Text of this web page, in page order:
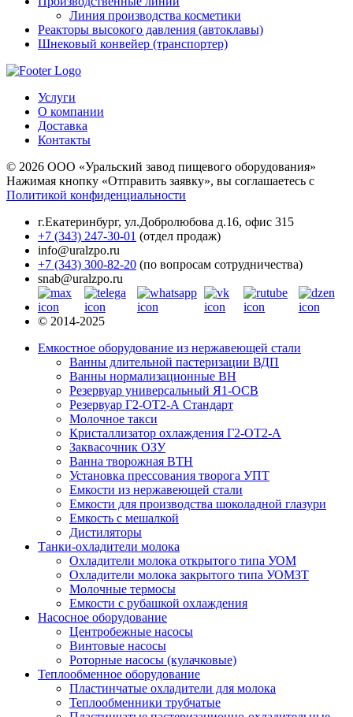
Линия производства косметики
Реакторы высокого давления (автоклавы)
Шнековый конвейер (транспортер)
Услуги
О компании
Доставка
Контакты
© 2026 ООО «Уральский завод пищевого оборудования»
Нажимая кнопку «Отправить заявку», вы соглашаетесь с
Политикой конфиденциальности
г.Екатеринбург, ул.Добролюбова д.16, офис 315
+7 (343) 247-30-01 (отдел продаж)
info@uralzpo.ru
+7 (343) 300-82-20 (по вопросам сотрудничества)
snab@uralzpo.ru
© 2014-2025
Емкостное оборудование из нержавеющей стали
Ванны длительной пастеризации ВДП
Ванны нормализационные ВН
Резервуар универсальный Я1-ОСВ
Резервуар Г2-ОТ2-А Стандарт
Молочное такси
Кристаллизатор охлаждения Г2-ОТ2-А
Заквасочник ОЗУ
Ванна творожная ВТН
Установка прессования творога УПТ
Емкости из нержавеющей стали
Емкости для производства шоколадной глазури
Емкость с мешалкой
Дистиляторы
Танки-охладители молока
Охладители молока открытого типа УОМ
Охладители молока закрытого типа УОМЗТ
Молочные термосы
Емкости с рубашкой охлаждения
Насосное оборудование
Центробежные насосы
Винтовые насосы
Роторные насосы (кулачковые)
Теплообменное оборудование
Пластинчатые охладители для молока
Теплообменники трубчатые